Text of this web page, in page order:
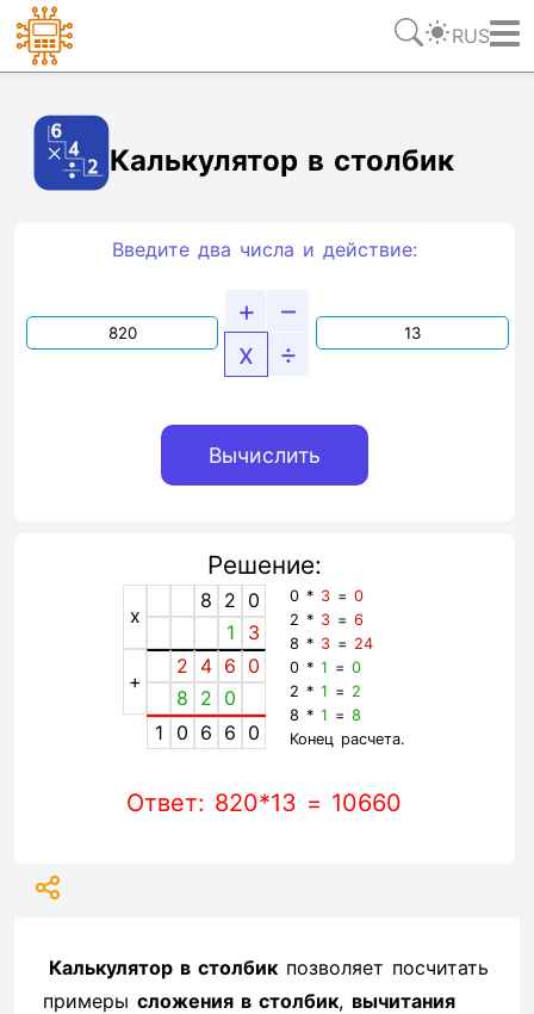
RUS
Калькулятор в столбик
Введите два числа и действие:
+
–
x
÷
Решение:
x
8 2 0
1
3
+
2 4 6 0
8 2 0
1
0 6 6 0
0 * 3 =0
2 * 3 =6
8 * 3 = 24
0 *1 =0
2 *1 = 2
8 *1 =8
Конец расчета.
Ответ: 820*13 = 10660
Калькулятор в столбик позволяет посчитать
примеры сложения в столбик, вычитания